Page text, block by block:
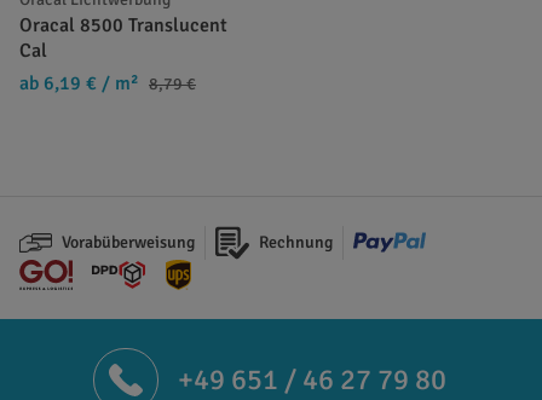
Oracal 8500 Translucent
Cal
ab 6,19 € / m² 8,79 €
Vorabüberweisung Rechnung
+49 651 / 46 27 79 80